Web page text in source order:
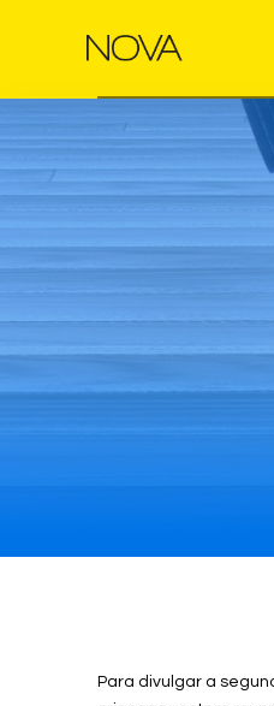
Para divulgar a